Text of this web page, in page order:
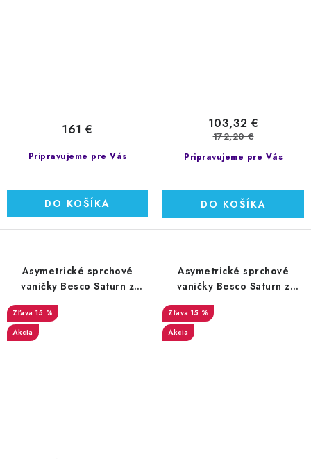
Pripravujeme pre Vás
161 €
DO KOŠÍKA
Pripravujeme pre Vás
103,32 €
172,20 €
DO KOŠÍKA
Asymetrické sprchové
vaničky Besco Saturn z
akrylátu 100x80x15 cm
15 %
Akcia
Asymetrické sprchové
vaničky Besco Saturn z
akrylátu 120x90x15 cm
15 %
Akcia